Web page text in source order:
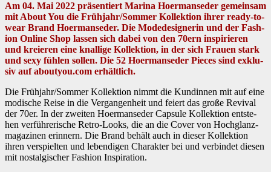
Am 04. Mai 2022 präsen­tiert Mari­na Hoer­manseder gemein­sam
mit About You die Frühjahr/Sommer Kollek­tion ihrer ready-to-
wear Brand Hoer­manseder. Die Mod­edesigner­in und der Fash­
ion Online Shop lassen sich dabei von den 70ern inspiri­eren
und kreieren eine knal­lige Kollek­tion, in der sich Frauen stark
und sexy fühlen sollen. Die 52 Hoer­manseder Pieces sind exk­lu­
siv auf aboutyou.com erhältlich.
Die Frühjahr/Sommer Kollek­tion nimmt die Kundin­nen mit auf eine
modis­che Reise in die Ver­gan­gen­heit und feiert das große Revival
der 70er. In der zweit­en Hoer­manseder Cap­sule Kollek­tion entste­
hen ver­führerische Retro-Looks, die an die Cov­er von Hochglanz­
magazi­nen erin­nern. Die Brand behält auch in dieser Kollek­tion
ihren ver­spiel­ten und lebendi­gen Charak­ter bei und verbindet diesen
mit nos­tal­gis­ch­er Fash­ion Inspi­ra­tion.